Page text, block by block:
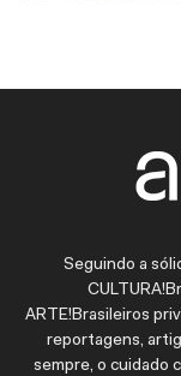
Seguindo a
ARTE!Brasileiros
reportagens,
sempre, o cuidado